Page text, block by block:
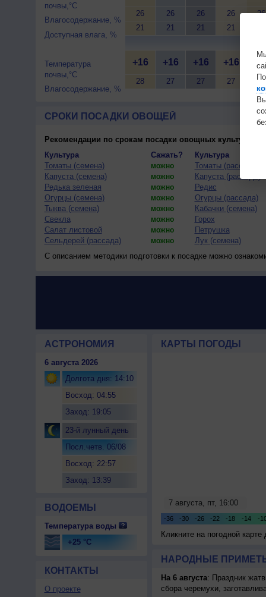
почвы,°C
Влагосодержание, %
Доступная влага, %
Температура
почвы,°C
Влагосодержание, %
26
21
26
21
26
21
26
21
26
+16
28
+16
27
+16
27
+16
27 27
СРОКИ ПОСАДКИ ОВОЩЕЙ
Рекомендации по срокам посадки овощных культур
Культура
Сажать? Культура
Томаты (семена)
можно Томаты (рассада)
Капуста (семена) можно Капуста (рассада)
Редька зеленая можно Редис
Огурцы (семена) можно Огурцы (рассада)
Тыква (семена) можно Кабачки (семена)
Свекла можно Горох
Салат листовой можно Петрушка
Сельдерей (рассада) можно Лук (семена)
С описанием методики подготовки к посадке можно
АСТРОНОМИЯ
6 августа 2026
Долгота дня: 14:10
Восход: 04:55
Заход: 19:05
23-й лунный день
Посл.четв. 06/08
Восход: 22:57
Заход: 13:39
ВОДОЕМЫ
Температура воды
+25 °C
КОНТАКТЫ
О проекте
КАРТЫ ПОГОДЫ
Кликните на погодной
НАРОДНЫЕ
На 6 августа: Праздник
сбора черемухи,